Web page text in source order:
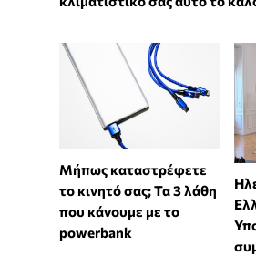
Μήπως καταστρέφετε
το κινητό σας; Τα 3 λάθη
που κάνουμε με το
powerbank